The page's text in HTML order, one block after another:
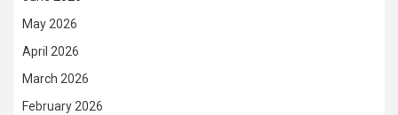
May 2026
April 2026
March 2026
February 2026